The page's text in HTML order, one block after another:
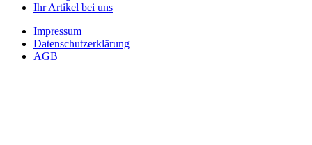
Ihr Artikel bei uns
Impressum
Datenschutzerklärung
AGB